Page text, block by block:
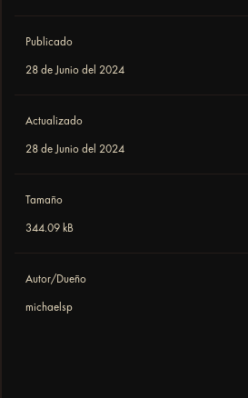
Publicado
28 de Junio del 2024
Actualizado
28 de Junio del 2024
Tamaño
344.09 kB
Autor/Dueño
michaelsp